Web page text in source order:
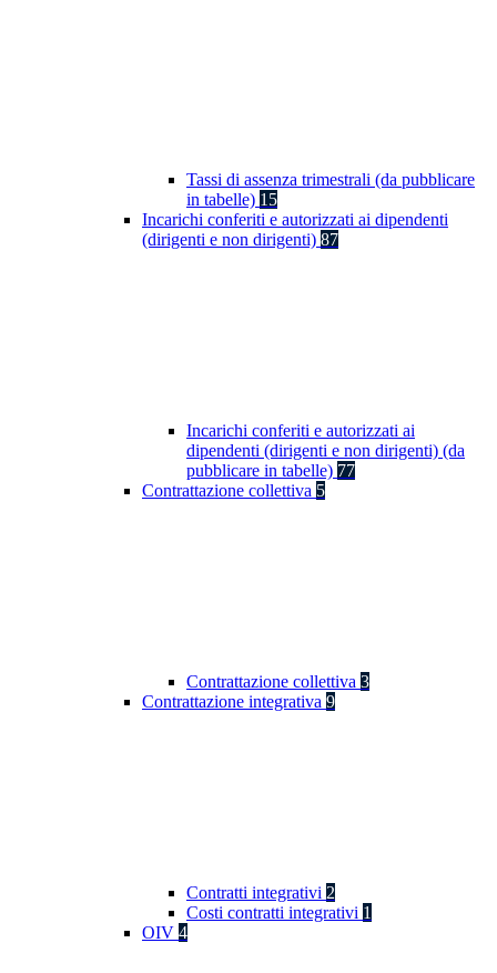
Tassi di assenza trimestrali (da pubblicare
in tabelle) 15
Incarichi conferiti e autorizzati ai dipendenti
(dirigenti e non dirigenti) 87
Incarichi conferiti e autorizzati ai
dipendenti (dirigenti e non dirigenti) (da
pubblicare in tabelle) 77
Contrattazione collettiva 5
Contrattazione collettiva 3
Contrattazione integrativa 9
Contratti integrativi 2
Costi contratti integrativi 1
OIV 4